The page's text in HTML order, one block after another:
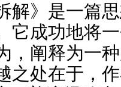
解》是一篇
它成功地将
，阐释为一
之处在于，